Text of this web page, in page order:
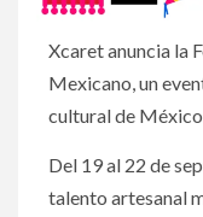
Xcaret anuncia la
Mexicano, un
cultural de
Del 19 al 22 de
talento artesanal